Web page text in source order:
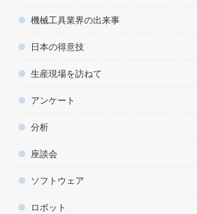
機械工具業界の出来事
日本の得意技
生産現場を訪ねて
アンケート
分析
座談会
ソフトウェア
ロボット